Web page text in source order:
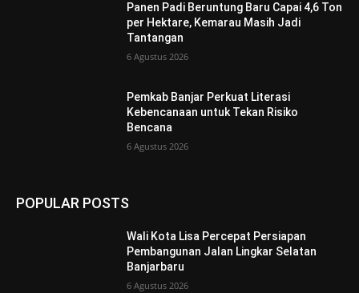
Panen Padi Beruntung Baru Capai 4,6 Ton
per Hektare, Kemarau Masih Jadi
Tantangan
6 Agustus 2026
Pemkab Banjar Perkuat Literasi
Kebencanaan untuk Tekan Risiko
Bencana
6 Agustus 2026
POPULAR POSTS
Wali Kota Lisa Percepat Persiapan
Pembangunan Jalan Lingkar Selatan
Banjarbaru
6 Agustus 2026